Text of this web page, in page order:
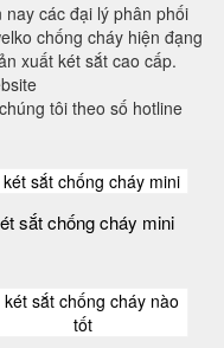
các đại lý phân phối
chống cháy hiện đạng
xuất két sắt cao cấp.
tôi theo số hotline
sắt chống cháy mini